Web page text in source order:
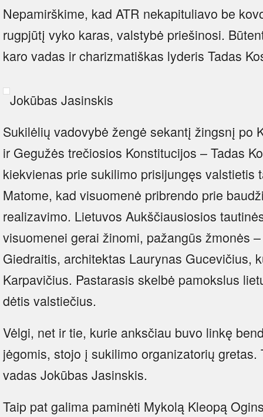
Nepamirškime, kad ATR nekapituliavo be
rugpjūtį vyko karas, valstybė priešinosi.
karo vadas ir charizmatiškas lyderis Tadas
Jokūbas Jasinskis
Sukilėlių vadovybė žengė sekantį žingsnį po
ir Gegužės trečiosios Konstitucijos – Tadas
kiekvienas prie sukilimo prisijungęs valstietis
Matome, kad visuomenė pribrendo prie
realizavimo. Lietuvos Aukščiausiosios
visuomenei gerai žinomi, pažangūs žmonės
Giedraitis, architektas Laurynas Gucevičius,
Karpavičius. Pastarasis skelbė pamokslus
dėtis valstiečius.
Vėlgi, net ir tie, kurie anksčiau buvo linkę
jėgomis, stojo į sukilimo organizatorių
vadas Jokūbas Jasinskis.
Taip pat galima paminėti Mykolą Kleopą